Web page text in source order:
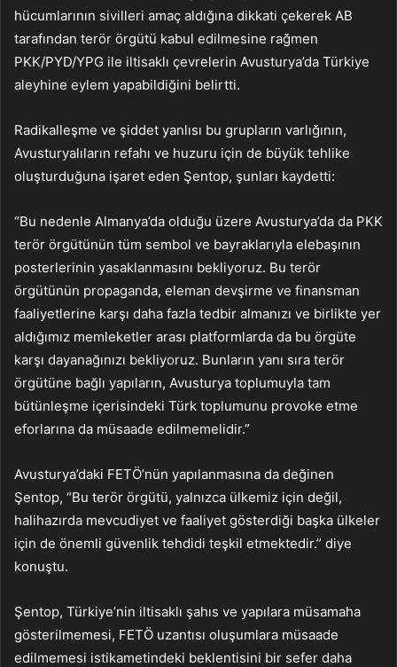
hücumlarının sivilleri amaç aldığına dikkati çekerek AB
tarafından terör örgütü kabul edilmesine rağmen
PKK/PYD/YPG ile iltisaklı çevrelerin Avusturya’da Türkiye
aleyhine eylem yapabildiğini belirtti.
Radikalleşme ve şiddet yanlısı bu grupların varlığının,
Avusturyalıların refahı ve huzuru için de büyük tehlike
oluşturduğuna işaret eden Şentop, şunları kaydetti:
“Bu nedenle Almanya’da olduğu üzere Avusturya’da da PKK
terör örgütünün tüm sembol ve bayraklarıyla elebaşının
posterlerinin yasaklanmasını bekliyoruz. Bu terör
örgütünün propaganda, eleman devşirme ve finansman
faaliyetlerine karşı daha fazla tedbir almanızı ve birlikte yer
aldığımız memleketler arası platformlarda da bu örgüte
karşı dayanağınızı bekliyoruz. Bunların yanı sıra terör
örgütüne bağlı yapıların, Avusturya toplumuyla tam
bütünleşme içerisindeki Türk toplumunu provoke etme
eforlarına da müsaade edilmemelidir.”
Avusturya’daki FETÖ’nün yapılanmasına da değinen
Şentop, “Bu terör örgütü, yalnızca ülkemiz için değil,
halihazırda mevcudiyet ve faaliyet gösterdiği başka ülkeler
için de önemli güvenlik tehdidi teşkil etmektedir.” diye
konuştu.
Şentop, Türkiye’nin iltisaklı şahıs ve yapılara müsamaha
gösterilmemesi, FETÖ uzantısı oluşumlara müsaade
edilmemesi istikametindeki beklentisini bir sefer daha